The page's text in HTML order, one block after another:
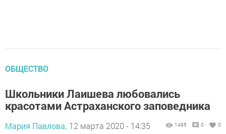
ОБЩЕСТВО
Школьники Лаишева любовались
красотами Астраханского заповедника
Мария Павлова, 12 марта 2020 - 14:35 1495 0 0